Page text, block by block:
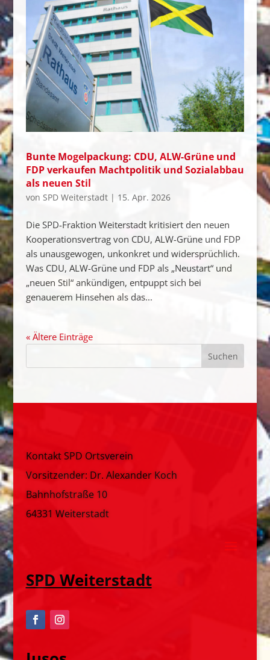
Bunte Mogelpackung: CDU, ALW-Grüne und
FDP verkaufen Machtpolitik und Sozialabbau
als neuen Stil
von SPD Weiterstadt| 15. Apr. 2026
Die SPD-Fraktion Weiterstadt kritisiert den neuen
Kooperationsvertrag von CDU, ALW-Grüne und FDP
als unausgewogen, unkonkret und widersprüchlich.
Was CDU, ALW-Grüne und FDP als „Neustart“ und
„neuen Stil“ ankündigen, entpuppt sich bei
genauerem Hinsehen als das...
« Ältere Einträge
Kontakt SPD Ortsverein
Vorsitzender: Dr. Alexander Koch
Bahnhofstraße 10
64331 Weiterstadt
SPD Weiterstadt